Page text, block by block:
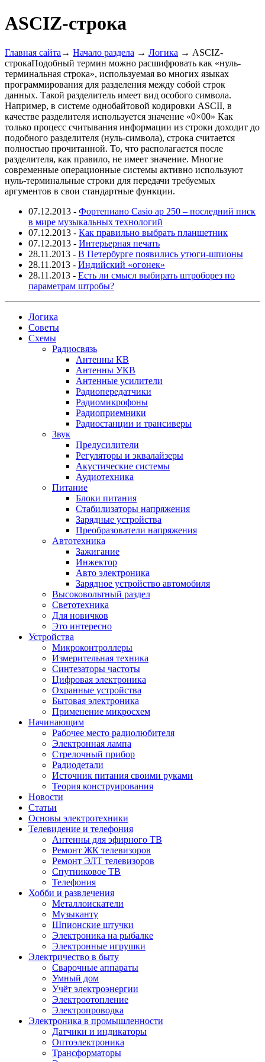
ASCIZ-строка
Главная сайта → Начало раздела → Логика → ASCIZ-
строкаПодобный термин можно расшифровать как «нуль-
терминальная строка», используемая во многих языках
программирования для разделения между собой строк
данных. Такой разделитель имеет вид особого символа.
Например, в системе однобайтовой кодировки ASCII, в
качестве разделителя используется значение «0×00» Как
только процесс считывания информации из строки доходит до
подобного разделителя (нуль-символа), строка считается
полностью прочитанной. То, что располагается после
разделителя, как правило, не имеет значение. Многие
современные операционные системы активно используют
нуль-терминальные строки для передачи требуемых
аргументов в свои стандартные функции.
07.12.2013 - Фортепиано Casio ap 250 – последний писк
в мире музыкальных технологий
07.12.2013 - Как правильно выбрать планшетник
07.12.2013 - Интерьерная печать
28.11.2013 - В Петербурге появились утюги-шпионы
28.11.2013 - Индийский «огонек»
28.11.2013 - Есть ли смысл выбирать штроборез по
параметрам штробы?
Логика
Советы
Схемы
Радиосвязь
Антенны КВ
Антенны УКВ
Антенные усилители
Радиопередатчики
Радиомикрофоны
Радиоприемники
Радиостанции и трансиверы
Звук
Предусилители
Регуляторы и эквалайзеры
Акустические системы
Аудиотехника
Питание
Блоки питания
Стабилизаторы напряжения
Зарядные устройства
Преобразователи напряжения
Автотехника
Зажигание
Инжектор
Авто электроника
Зарядное устройство автомобиля
Высоковольтный раздел
Светотехника
Для новичков
Это интересно
Устройства
Микроконтроллеры
Измерительная техника
Синтезаторы частоты
Цифровая электроника
Охранные устройства
Бытовая электроника
Применение микросхем
Начинающим
Рабочее место радиолюбителя
Электронная лампа
Стрелочный прибор
Радиодетали
Источник питания своими руками
Теория конструирования
Новости
Статьи
Основы электротехники
Телевидение и телефония
Антенны для эфирного ТВ
Ремонт ЖК телевизоров
Ремонт ЭЛТ телевизоров
Спутниковое ТВ
Телефония
Хобби и развлечения
Металлоискатели
Музыканту
Шпионские штучки
Электроника на рыбалке
Электронные игрушки
Электричество в быту
Сварочные аппараты
Умный дом
Учёт электроэнергии
Электроотопление
Электропроводка
Электроника в промышленности
Датчики и индикаторы
Оптоэлектроника
Трансформаторы